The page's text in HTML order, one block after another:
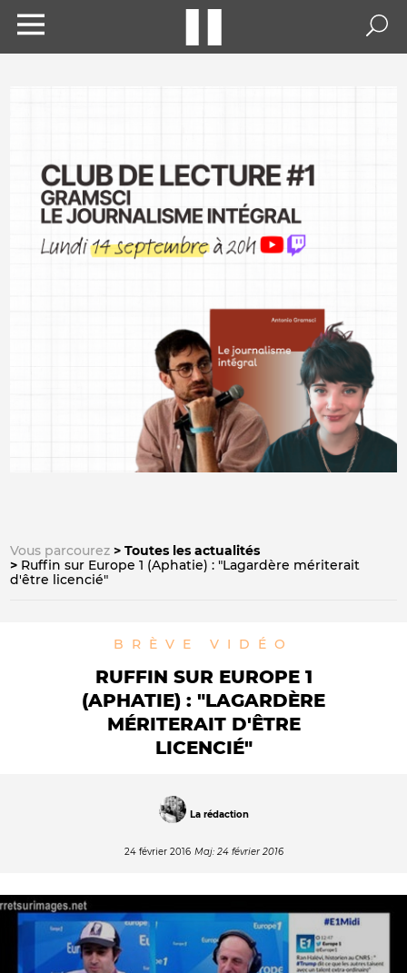
Vous parcourez
Toutes les actualités
Ruffin sur Europe 1 (Aphatie) : "Lagardère mériterait
d'être licencié"
BRÈVEVIDÉO
RUFFIN SUR EUROPE 1
(APHATIE) : "LAGARDÈRE
MÉRITERAIT D'ÊTRE
LICENCIÉ"
La rédaction
24 février 2016 Maj: 24 février 2016